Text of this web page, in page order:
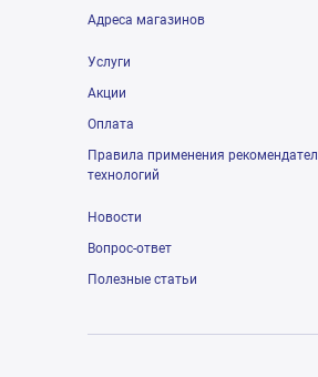
Адреса магазинов
Услуги
Акции
Оплата
Правила применения
технологий
Новости
Вопрос-ответ
Полезные статьи